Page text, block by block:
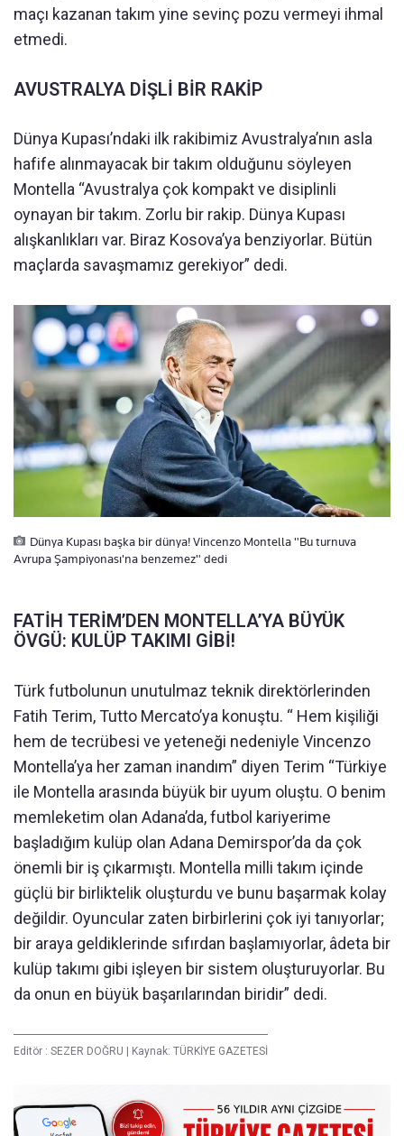
maçı kazanan takım yine sevinç pozu vermeyi ihmal
etmedi.
AVUSTRALYA DİŞLİ BİR RAKİP
Dünya Kupası’ndaki ilk rakibimiz Avustralya’nın asla
hafife alınmayacak bir takım olduğunu söyleyen
Montella “Avustralya çok kompakt ve disiplinli
oynayan bir takım. Zorlu bir rakip. Dünya Kupası
alışkanlıkları var. Biraz Kosova’ya benziyorlar. Bütün
maçlarda savaşmamız gerekiyor” dedi.
Dünya Kupası başka bir dünya! Vincenzo Montella "Bu turnuva
Avrupa Şampiyonası'na benzemez" dedi
FATİH TERİM’DEN MONTELLA’YA BÜYÜK
ÖVGÜ: KULÜP TAKIMI GİBİ!
Türk futbolunun unutulmaz teknik direktörlerinden
Fatih Terim, Tutto Mercato’ya konuştu. “ Hem kişiliği
hem de tecrübesi ve yeteneği nedeniyle Vincenzo
Montella’ya her zaman inandım” diyen Terim “Türkiye
ile Montella arasında büyük bir uyum oluştu. O benim
memleketim olan Adana’da, futbol kariyerime
başladığım kulüp olan Adana Demirspor’da da çok
önemli bir iş çıkarmıştı. Montella milli takım içinde
güçlü bir birliktelik oluşturdu ve bunu başarmak kolay
değildir. Oyuncular zaten birbirlerini çok iyi tanıyorlar;
bir araya geldiklerinde sıfırdan başlamıyorlar, âdeta bir
kulüp takımı gibi işleyen bir sistem oluşturuyorlar. Bu
da onun en büyük başarılarından biridir” dedi.
Editör : SEZER DOĞRU Kaynak: TÜRKİYE GAZETESİ